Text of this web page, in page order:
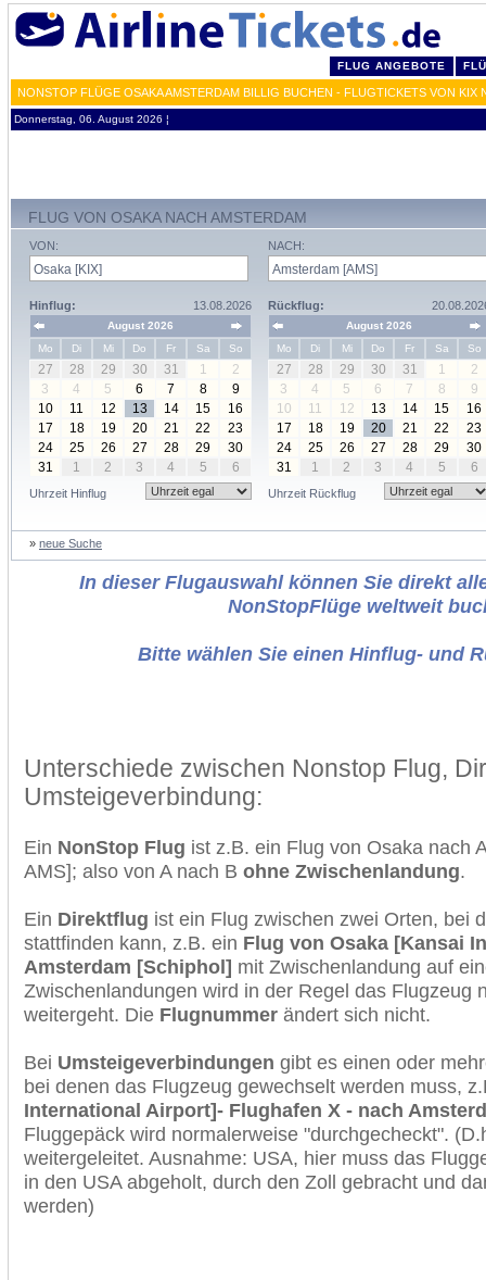
FLUG ANGEBOTE
NONSTOP FLÜGE OSAKA AMSTERDAM BILLIG BUCHEN - FLUGTICKETS VON KIX
Donnerstag, 06. August 2026 ¦
FLUG VON OSAKA NACH AMSTERDAM
VON:
Hinflug: 13.08.2026
August 2026
Mo
Di Mi Do Fr Sa So
27 28 29 30 31 1
2
3
4 5 6 7 8
9
10
11 12 13 14 15
16
17
18 19 20 21 22
23
24
25 26 27 28 29
30
31
1 2 3 4 5 6
Uhrzeit Hinflug
NACH:
Rückflug:
August 2026
Mo
Di Mi Do Fr Sa So
27 28 29 30 31 1
2
3
4 5 6 7 8
9
10
11 12 13 14 15
16
17
18 19 20 21 22
23
24
25 26 27 28 29
30
31
1 2 3 4 5 6
Uhrzeit Rückflug
» neue Suche
In dieser Flugauswahl können Sie direkt
NonStopFlüge weltweit
Bitte wählen Sie einen Hinflug- und
Unterschiede zwischen Nonstop Flug,
Umsteigeverbindung:
Ein NonStop Flug ist z.B. ein Flug von Osaka nach
AMS]; also von A nach B ohne Zwischenlandung.
Ein Direktflug ist ein Flug zwischen zwei Orten, bei
stattfinden kann, z.B. ein Flug von Osaka [Kansai
Amsterdam [Schiphol] mit Zwischenlandung auf
Zwischenlandungen wird in der Regel das Flugzeug
weitergeht. Die Flugnummer ändert sich nicht.
Bei Umsteigeverbindungen gibt es einen oder
bei denen das Flugzeug gewechselt werden muss,
International Airport]- Flughafen X - nach
Fluggepäck wird normalerweise "durchgecheckt".
weitergeleitet. Ausnahme: USA, hier muss das
in den USA abgeholt, durch den Zoll gebracht und
werden)